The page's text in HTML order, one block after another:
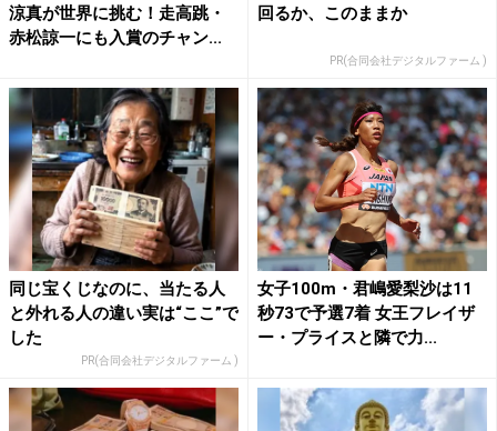
涼真が世界に挑む！走高跳・
赤松諒一にも入賞のチャン...
回るか、このままか
PR(合同会社デジタルファーム )
同じ宝くじなのに、当たる人
と外れる人の違い実は“ここ”で
した
PR(合同会社デジタルファーム )
女子100m・君嶋愛梨沙は11
秒73で予選7着 女王フレイザ
ー・プライスと隣で力...